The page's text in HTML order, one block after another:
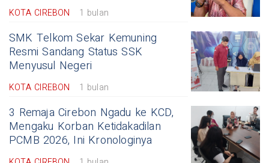
KOTA CIREBON 1 bulan
SMK Telkom Sekar Kemuning
Resmi Sandang Status SSK
Menyusul Negeri
KOTA CIREBON 1 bulan
3 Remaja Cirebon Ngadu ke KCD,
Mengaku Korban Ketidakadilan
PCMB 2026, Ini Kronologinya